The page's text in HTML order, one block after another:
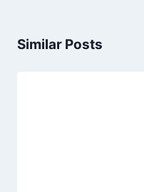
Similar Posts